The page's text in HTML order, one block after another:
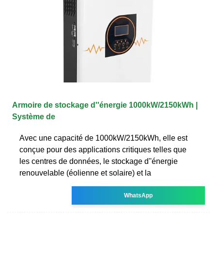
Armoire de stockage d''énergie 1000kW/2150kWh |
Système de
Avec une capacité de 1000kW/2150kWh, elle est
conçue pour des applications critiques telles que
les centres de données, le stockage d''énergie
renouvelable (éolienne et solaire) et la
WhatsApp